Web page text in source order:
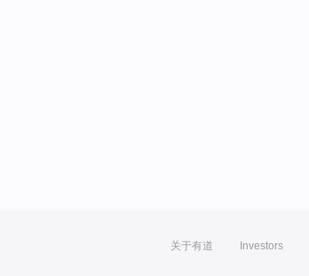
关于有道 Investors